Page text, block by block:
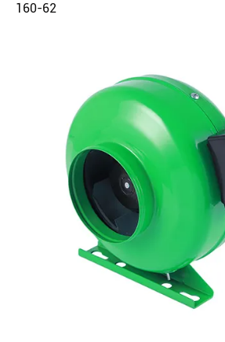
160-62